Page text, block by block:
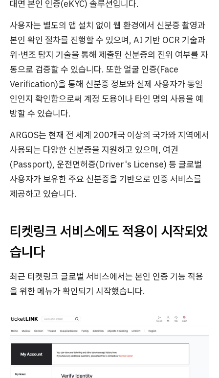
대면 본인 인증(eKYC) 솔루션입니다.
사용자는 별도의 앱 설치 없이 웹 환경에서 신분증 촬영과
본인 확인 절차를 진행할 수 있으며, AI 기반 OCR 기술과
위·변조 탐지 기술을 통해 제출된 신분증의 진위 여부를 자
동으로 검증할 수 있습니다. 또한 얼굴 인증(Face
Verification)을 통해 신분증 정보와 실제 사용자가 동일
인인지 확인함으로써 계정 도용이나 타인 명의 사용을 예
방할 수 있습니다.
ARGOS는 현재 전 세계 200개국 이상의 국가와 지역에서
사용되는 다양한 신분증을 지원하고 있으며, 여권
(Passport), 운전면허증(Driver's License) 등 글로벌
사용자가 보유한 주요 신분증을 기반으로 인증 서비스를
제공하고 있습니다.
티켓링크 서비스에도 적용이 시작되었
습니다
최근 티켓링크 글로벌 서비스에서는 본인 인증 기능 적용
을 위한 메뉴가 확인되기 시작했습니다.